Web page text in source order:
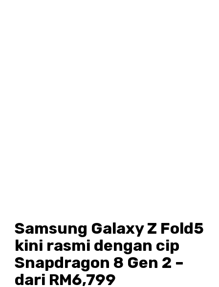
Samsung Galaxy Z Fold5
kini rasmi dengan cip
Snapdragon 8 Gen 2 –
dari RM6,799